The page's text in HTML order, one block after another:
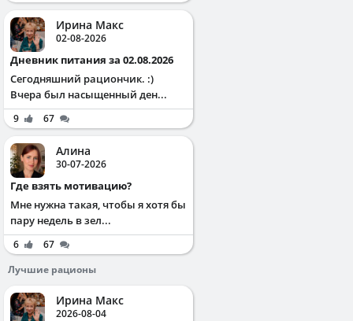
Ирина Макс
02-08-2026
Дневник питания за 02.08.2026
Сегодняшний рациончик. :)
Вчера был насыщенный ден...
9 67
Алина
30-07-2026
Где взять мотивацию?
Мне нужна такая, чтобы я хотя бы
пару недель в зел...
6
67
Лучшие рационы
Ирина Макс
2026-08-04